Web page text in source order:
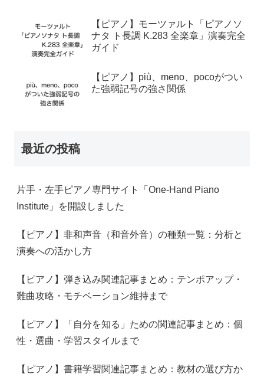
【ピアノ】モーツァルト「ピアノソ
ナタ ト長調 K.283 全楽章」演奏完全
ガイド
【ピアノ】più、meno、pocoがつい
た強弱記号の強さ関係
最近の投稿
片手・左手ピアノ専門サイト「One-Hand Piano
Institute」を開設しました
【ピアノ】非和声音（和音外音）の種類一覧：分析と
演奏への活かし方
【ピアノ】弾き込み関連記事まとめ：テンポアップ・
難曲攻略・モチベーション維持まで
【ピアノ】「自分を知る」ための関連記事まとめ：個
性・選曲・学習スタイルまで
【ピアノ】書籍学習関連記事まとめ：教材の選び方か